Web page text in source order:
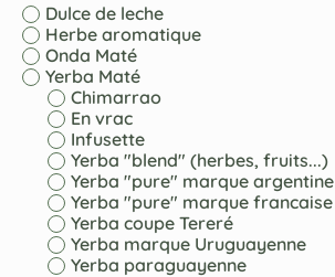
Dulce de leche
Herbe aromatique
Onda Maté
Yerba Maté
Chimarrao
En vrac
Infusette
Yerba "blend" (herbes, fruits...)
Yerba "pure" marque argentine
Yerba "pure" marque francaise
Yerba coupe Tereré
Yerba marque Uruguayenne
Yerba paraguayenne